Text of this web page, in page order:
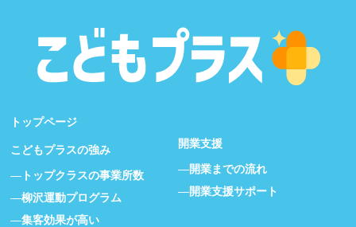
トップページ
こどもプラスの強み
トップクラスの事業所数
柳沢運動プログラム
集客効果が高い
開業支援
開業までの流れ
開業支援サポート